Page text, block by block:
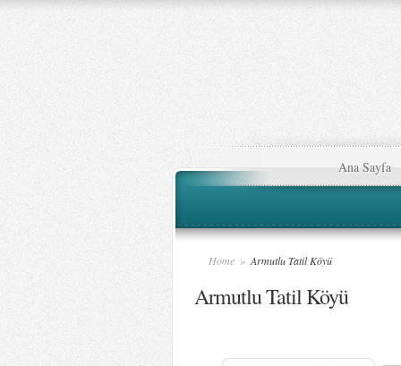
Ana Sayfa
Home » Armutlu Tatil Köyü
Armutlu Tatil Köyü